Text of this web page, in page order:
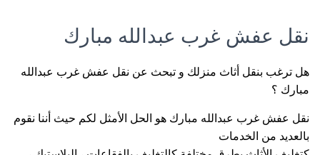
نقل عفش غرب عبدالله مبارك
هل ترغب بنقل أثاث منزلك و تبحث عن نقل عفش غرب عبدالله
مبارك ؟
نقل عفش غرب عبدالله مبارك هو الحل الأمثل لكم حيث أننا نقوم
بالعديد من الخدمات